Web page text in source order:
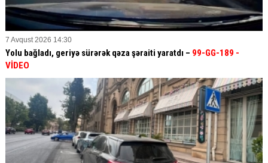
7 Avqust 2026 14:30
Yolu bağladı, geriyə sürərək qəza şəraiti yaratdı – 99-GG-189 -
VİDEO